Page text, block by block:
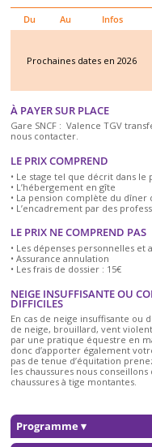
Du Au Infos
Prochaines dates en 2026
À PAYER SUR PLACE
Gare SNCF : Valence TGV
nous contacter.
LE PRIX COMPREND
• Le stage tel que décrit dans
• L’hébergement en gîte
• La pension complète du dîner
• L’encadrement par des
LE PRIX NE COMPREND PAS
• Les dépenses personnelles et
• Assurance annulation
• Les frais de dossier : 15€
NEIGE INSUFFISANTE OU
DIFFICILES
En cas de neige insuffisante
de neige, brouillard, vent
par une pratique équestre en
donc d’apporter également
pas de tenue d’équitation
les chaussures nous
chaussures à tige montantes.
Programme▾